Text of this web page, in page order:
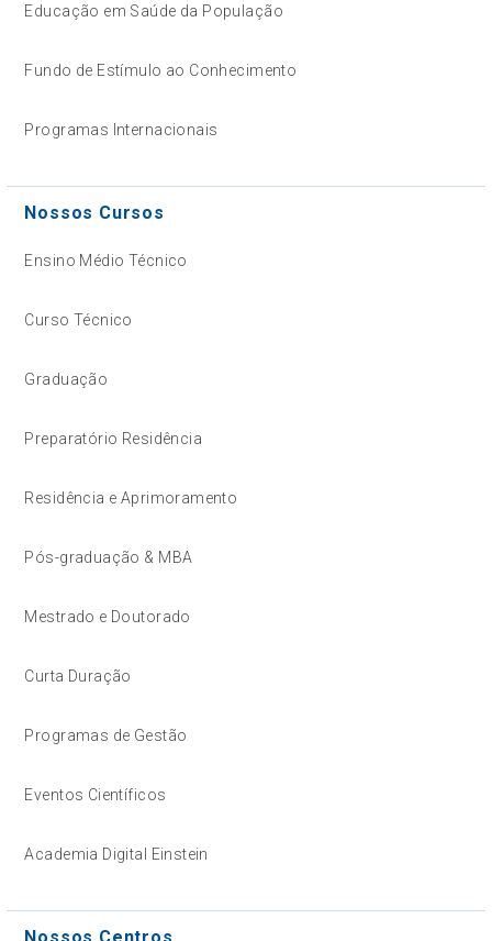
Educação em Saúde da População
Fundo de Estímulo ao Conhecimento
Programas Internacionais
Nossos Cursos
Ensino Médio Técnico
Curso Técnico
Graduação
Preparatório Residência
Residência e Aprimoramento
Pós-graduação & MBA
Mestrado e Doutorado
Curta Duração
Programas de Gestão
Eventos Científicos
Academia Digital Einstein